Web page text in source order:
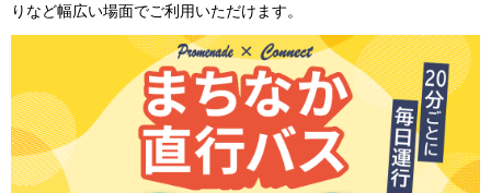
りなど幅広い場面でご利用いただけます。